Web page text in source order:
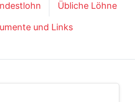
Übliche Löhne
und Links